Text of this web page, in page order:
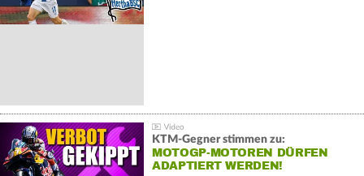
KTM-Gegner stimmen zu:
MOTOGP-MOTOREN DÜRFEN
ADAPTIERT WERDEN!